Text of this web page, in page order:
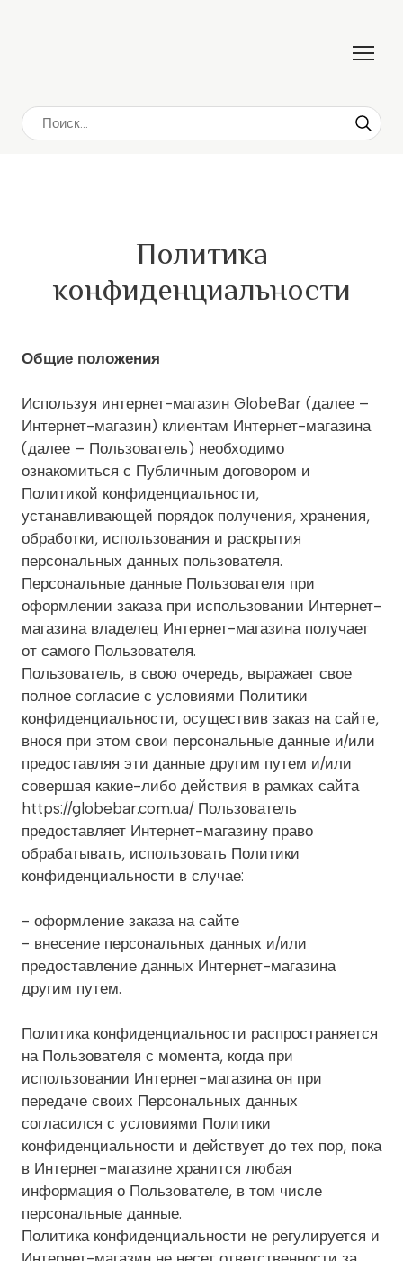
Политика
конфиденциальности
Общие положения
Используя интернет-магазин GlobeBar (далее –
Интернет-магазин) клиентам Интернет-магазина
(далее – Пользователь) необходимо
ознакомиться с Публичным договором и
Политикой конфиденциальности,
устанавливающей порядок получения, хранения,
обработки, использования и раскрытия
персональных данных пользователя.
Персональные данные Пользователя при
оформлении заказа при использовании Интернет-
магазина владелец Интернет-магазина получает
от самого Пользователя.
Пользователь, в свою очередь, выражает свое
полное согласие с условиями Политики
конфиденциальности, осуществив заказ на сайте,
внося при этом свои персональные данные и/или
предоставляя эти данные другим путем и/или
совершая какие-либо действия в рамках сайта
https://globebar.com.ua/ Пользователь
предоставляет Интернет-магазину право
обрабатывать, использовать Политики
конфиденциальности в случае:
- оформление заказа на сайте
- внесение персональных данных и/или
предоставление данных Интернет-магазина
другим путем.
Политика конфиденциальности распространяется
на Пользователя с момента, когда при
использовании Интернет-магазина он при
передаче своих Персональных данных
согласился с условиями Политики
конфиденциальности и действует до тех пор, пока
в Интернет-магазине хранится любая
информация о Пользователе, в том числе
персональные данные.
Политика конфиденциальности не регулируется и